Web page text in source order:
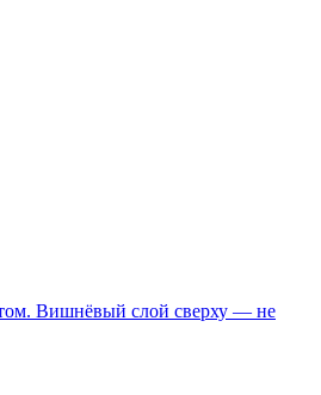
Вишнёвый слой сверху — не